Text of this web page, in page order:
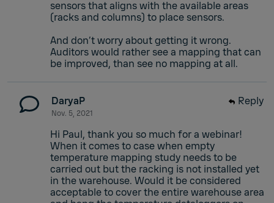
sensors that aligns with the available areas
(racks and columns) to place sensors.
And don’t worry about getting it wrong.
Auditors would rather see a mapping that can
be improved, than see no mapping at all.
DaryaP
Nov. 5, 2021
Hi Paul, thank you so much for a webinar!
When it comes to case when empty
temperature mapping study needs to be
carried out but the racking is not installed yet
in the warehouse. Would it be considered
acceptable to cover the entire warehouse area
Reply